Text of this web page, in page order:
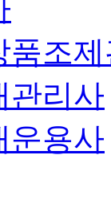
품조
관리사
운용사